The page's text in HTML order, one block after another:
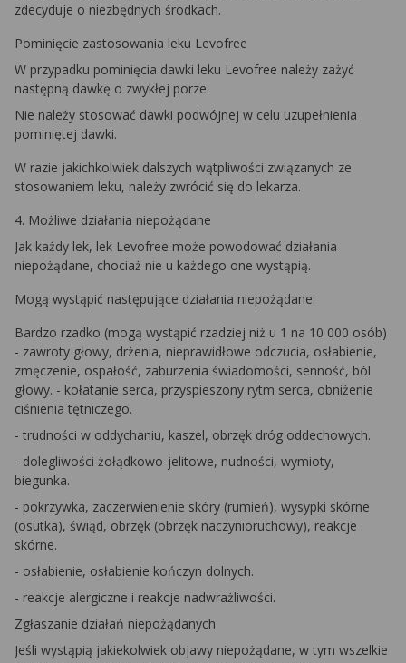
zdecyduje o niezbędnych środkach.
Pominięcie zastosowania leku Levofree
W przypadku pominięcia dawki leku Levofree należy zażyć
następną dawkę o zwykłej porze.
Nie należy stosować dawki podwójnej w celu uzupełnienia
pominiętej dawki.
W razie jakichkolwiek dalszych wątpliwości związanych ze
stosowaniem leku, należy zwrócić się do lekarza.
4. Możliwe działania niepożądane
Jak każdy lek, lek Levofree może powodować działania
niepożądane, chociaż nie u każdego one wystąpią.
Mogą wystąpić następujące działania niepożądane:
Bardzo rzadko (mogą wystąpić rzadziej niż u 1 na 10 000 osób)
- zawroty głowy, drżenia, nieprawidłowe odczucia, osłabienie,
zmęczenie, ospałość, zaburzenia świadomości, senność, ból
głowy. - kołatanie serca, przyspieszony rytm serca, obniżenie
ciśnienia tętniczego.
- trudności w oddychaniu, kaszel, obrzęk dróg oddechowych.
- dolegliwości żołądkowo-jelitowe, nudności, wymioty,
biegunka.
- pokrzywka, zaczerwienienie skóry (rumień), wysypki skórne
(osutka), świąd, obrzęk (obrzęk naczynioruchowy), reakcje
skórne.
- osłabienie, osłabienie kończyn dolnych.
- reakcje alergiczne i reakcje nadwrażliwości.
Zgłaszanie działań niepożądanych
Jeśli wystąpią jakiekolwiek objawy niepożądane, w tym wszelkie